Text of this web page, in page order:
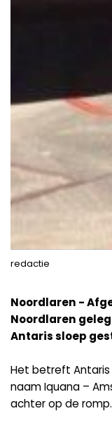
redactie
Noordlaren -
Noordlaren
Antaris sloep
Het betreft Antaris
naam Iquana –
achter op de